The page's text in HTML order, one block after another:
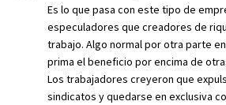
Es lo que pasa con este tipo de
especuladores que creadores de
trabajo. Algo normal por otra parte
prima el beneficio por encima de
Los trabajadores creyeron que
sindicatos y quedarse en exclusiva